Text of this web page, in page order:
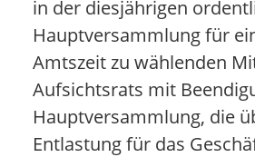
in der diesjährigen
Hauptversammlung für
Amtszeit zu wählenden
Aufsichtsrats mit
Hauptversammlung, die
Entlastung für das